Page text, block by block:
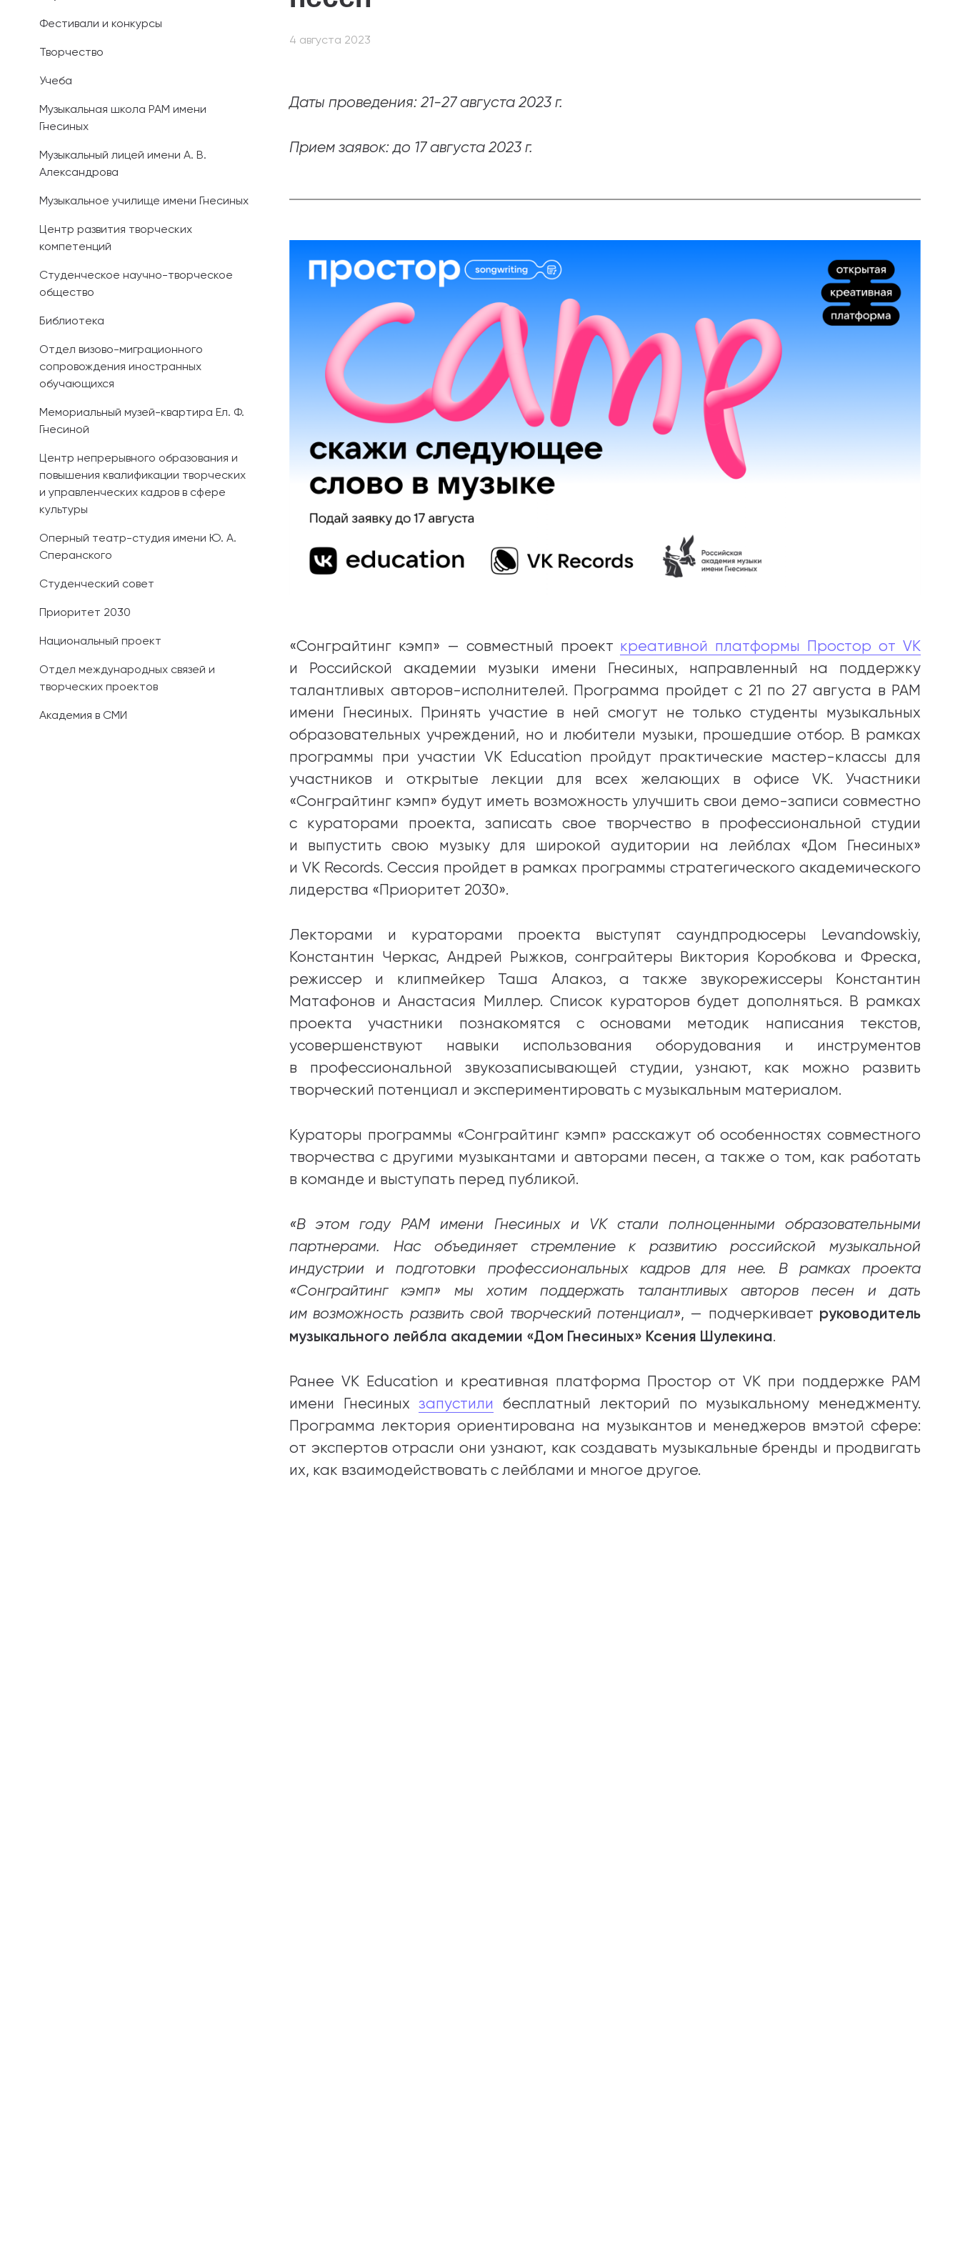
Личный кабинет абитуриента
предыдущего года
Контакты приемной комиссии
Фестивали и конкурсы
Творчество
Учеба
Музыкальная школа РАМ имени
Гнесиных
Музыкальный лицей имени А. В.
Александрова
Музыкальное училище имени Гнесиных
Центр развития творческих
компетенций
Студенческое научно-творческое
общество
Библиотека
Отдел визово-миграционного
сопровождения иностранных
обучающихся
Мемориальный музей-квартира Ел. Ф.
Гнесиной
Центр непрерывного образования и
повышения квалификации творческих
и управленческих кадров в сфере
культуры
Оперный театр-студия имени Ю. А.
Сперанского
Студенческий совет
Приоритет 2030
Национальный проект
Отдел международных связей и
творческих проектов
Академия в СМИ
4 августа 2023
Даты проведения: 21-27 августа 2023 г.
Прием заявок: до 17 августа 2023 г.
«Сонграйтинг кэмп» — совместный проект креативной платформы Простор от VK
и Российской академии музыки имени Гнесиных, направленный на поддержку
талантливых авторов-исполнителей. Программа пройдет с 21 по 27 августа в РАМ
имени Гнесиных. Принять участие в ней смогут не только студенты музыкальных
образовательных учреждений, но и любители музыки, прошедшие отбор. В рамках
программы при участии VK Education пройдут практические мастер-классы для
участников и открытые лекции для всех желающих в офисе VK. Участники
«Сонграйтинг кэмп» будут иметь возможность улучшить свои демо-записи совместно
с кураторами проекта, записать свое творчество в профессиональной студии
и выпустить свою музыку для широкой аудитории на лейблах «Дом Гнесиных»
и VK Records. Сессия пройдет в рамках программы стратегического академического
лидерства «Приоритет 2030».
Лекторами и кураторами проекта выступят саундпродюсеры Levandowskiy,
Константин Черкас, Андрей Рыжков, сонграйтеры Виктория Коробкова и Фреска,
режиссер и клипмейкер Таша Алакоз, а также звукорежиссеры Константин
Матафонов и Анастасия Миллер. Список кураторов будет дополняться. В рамках
проекта участники познакомятся с основами методик написания текстов,
усовершенствуют навыки использования оборудования и инструментов
в профессиональной звукозаписывающей студии, узнают, как можно развить
творческий потенциал и экспериментировать с музыкальным материалом.
Кураторы программы «Сонграйтинг кэмп» расскажут об особенностях совместного
творчества с другими музыкантами и авторами песен, а также о том, как работать
в команде и выступать перед публикой.
«В этом году РАМ имени Гнесиных и VK стали полноценными образовательными
партнерами. Нас объединяет стремление к развитию российской музыкальной
индустрии и подготовки профессиональных кадров для нее. В рамках проекта
«Сонграйтинг кэмп» мы хотим поддержать талантливых авторов песен и дать
им возможность развить свой творческий потенциал», — подчеркивает руководитель
музыкального лейбла академии «Дом Гнесиных» Ксения Шулекина.
Ранее VK Education и креативная платформа Простор от VK при поддержке РАМ
имени Гнесиныхзапустили
бесплатный лекторий по музыкальному менеджменту.
Программа лектория ориентирована на музыкантов и менеджеров вмэтой сфере:
от экспертов отрасли они узнают, как создавать музыкальные бренды и продвигать
их, как взаимодействовать с лейблами и многое другое.